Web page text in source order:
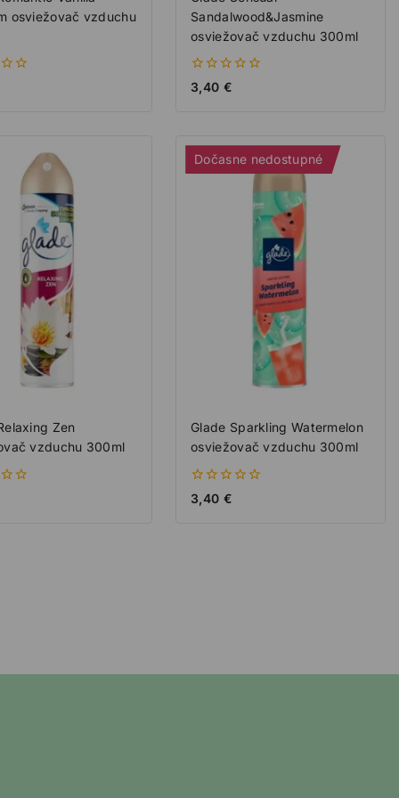
osviežovač vzduchu
Sandalwood&Jasmine
osviežovač vzduchu 300ml
0
3,40 €
Zen
vzduchu 300ml
Dočasne nedostupné
Glade Sparkling Watermelon
osviežovač vzduchu 300ml
0
3,40 €